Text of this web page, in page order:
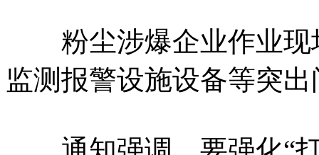
粉尘涉爆企业作业现
监测报警设施设备等突